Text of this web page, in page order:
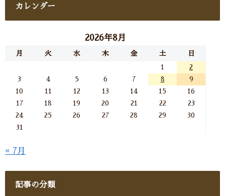
カレンダー
2026年8月
月 火 水 木 金 土 日
1
2
3
4 5 6 7 8
9
10
11 12 13 14 15
16
17
18 19 20 21 22
23
24
25 26 27 28 29
30
31
« 7月
記事の分類